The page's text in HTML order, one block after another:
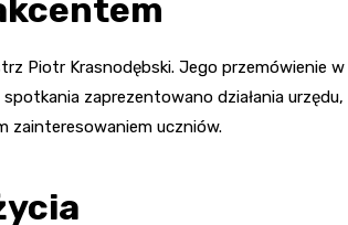
Piotr Krasnodębski. Jego przemówienie w
zaprezentowano działania urzędu,
zainteresowaniem uczniów.